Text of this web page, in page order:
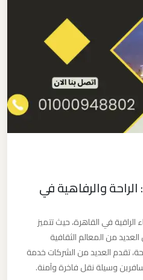
والرفاهية في
الراقية في القاهرة، حيث تتميز
من المعالم الثقافية
تقدم العديد من الشركات خدمة
وسيلة نقل فاخرة وآمنة.